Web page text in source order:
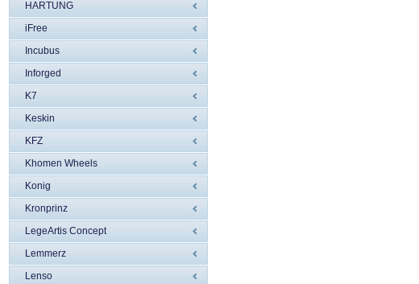
HARTUNG
iFree
Incubus
Inforged
K7
Keskin
KFZ
Khomen Wheels
Konig
Kronprinz
LegeArtis Concept
Lemmerz
Lenso